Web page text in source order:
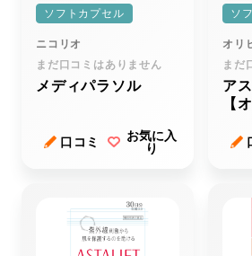
ソフトカプセル
ニコリオ
まだ口コミはありません
メディパラソル
口コミ
お気に入
り
ソ
オリ
まだ
ア
【